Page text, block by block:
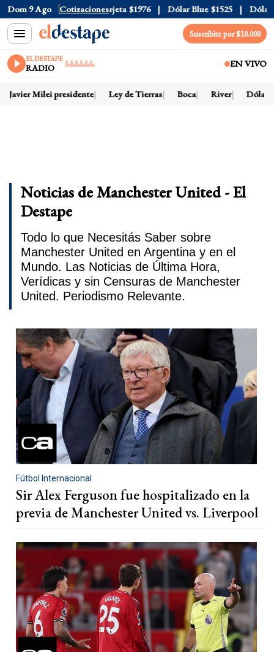
Dom 9 Ago Cotizaciones
$1520 Dólar Tarjeta $1976 Dólar Blue $1525 Dólar CCL
Suscribite por $10.000
EL DESTAPE
RADIO EN VIVO
Milei presidente Ley de Tierras Boca River Dólar hoy
Noticias de Manchester United - El
Destape
Todo lo que Necesitás Saber sobre
Manchester United en Argentina y en el
Mundo. Las Noticias de Última Hora,
Verídicas y sin Censuras de Manchester
United. Periodismo Relevante.
Fútbol Internacional
Sir Alex Ferguson fue hospitalizado en la
previa de Manchester United vs. Liverpool